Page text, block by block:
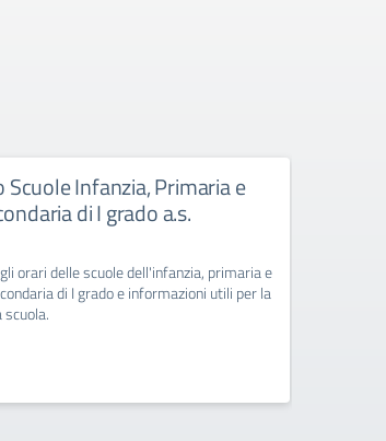
Scuole Infanzia, Primaria e
di I grado a.s.
orari delle scuole dell'infanzia, primaria e
di I grado e informazioni utili per la